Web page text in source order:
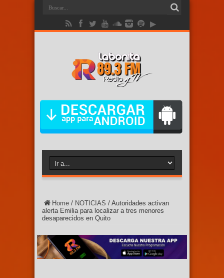
Home / NOTICIAS / Autoridades activan
alerta Emilia para localizar a tres menores
desaparecidos en Quito